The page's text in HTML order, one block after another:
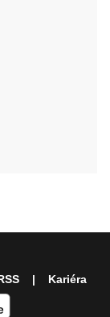
Kariéra